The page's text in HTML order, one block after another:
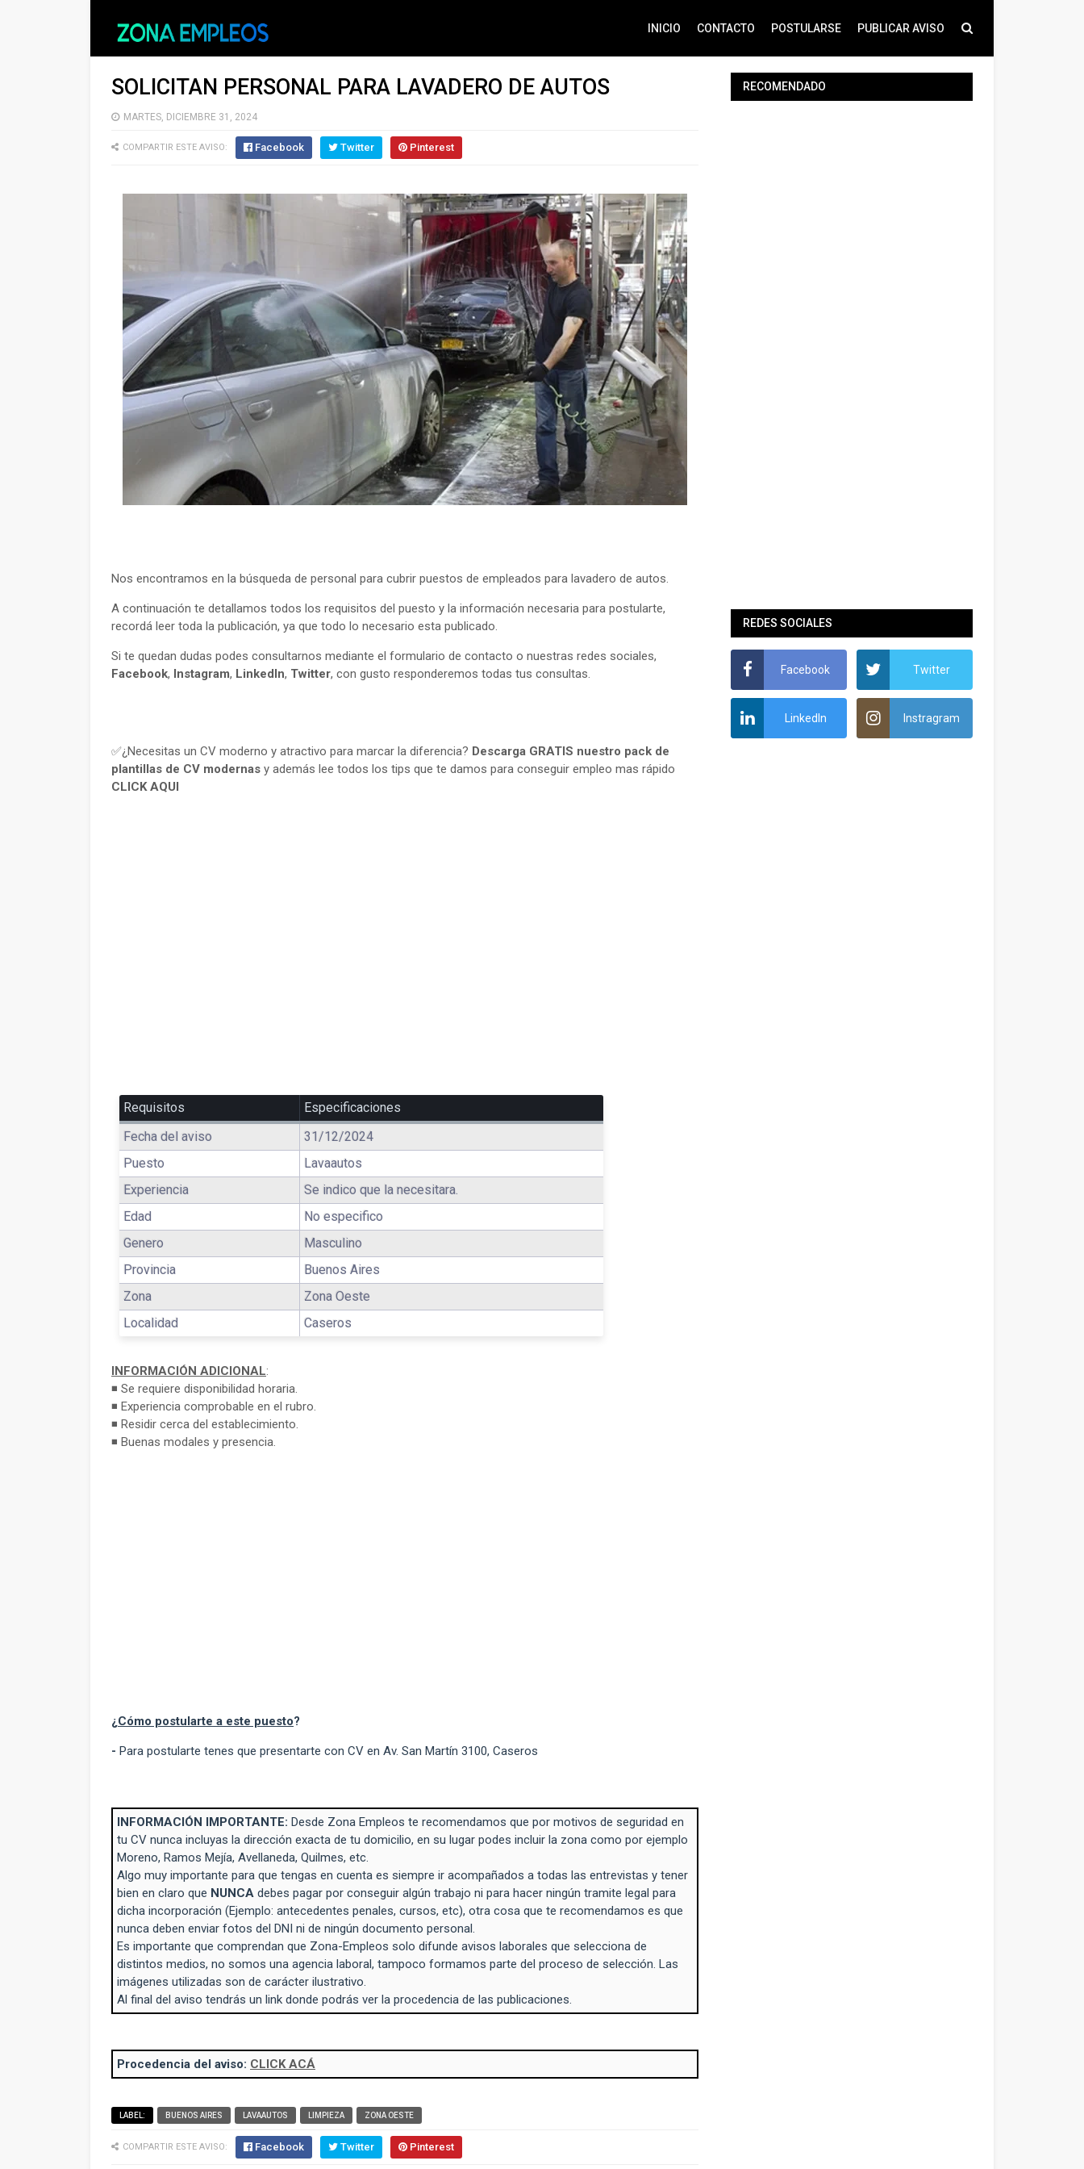
INICIO CONTACTO POSTULARSE PUBLICAR AVISO
SOLICITAN PERSONAL PARA LAVADERO DE AUTOS
MARTES, DICIEMBRE 31, 2024
COMPARTIR ESTE AVISO: Facebook Twitter Pinterest
Nos encontramos en la búsqueda de personal para cubrir puestos de empleados para lavadero de autos.
A continuación te detallamos todos los requisitos del puesto y la información necesaria para postularte,
recordá leer toda la publicación, ya que todo lo necesario esta publicado.
Si te quedan dudas podes consultarnos mediante el formulario de contacto o nuestras redes sociales,
Facebook, Instagram, LinkedIn, Twitter, con gusto responderemos todas tus consultas.
✅¿Necesitas un CV moderno y atractivo para marcar la diferencia? Descarga GRATIS nuestro pack de
plantillas de CV modernas y además lee todos los tips que te damos para conseguir empleo mas rápido
CLICK AQUI
Requisitos
Especificaciones
Fecha del aviso
31/12/2024
Puesto
Lavaautos
Experiencia
Se indico que la necesitara.
Edad
No especifico
Genero
Masculino
Provincia
Buenos Aires
Zona
Zona Oeste
Localidad
Caseros
INFORMACIÓN ADICIONAL:
◾ Se requiere disponibilidad horaria.
◾ Experiencia comprobable en el rubro.
◾ Residir cerca del establecimiento.
◾ Buenas modales y presencia.
¿ Cómo postularte a este puesto?
- Para postularte tenes que presentarte con CV en Av. San Martín 3100, Caseros
INFORMACIÓN IMPORTANTE: Desde Zona Empleos te recomendamos que por motivos de seguridad en
tu CV nunca incluyas la dirección exacta de tu domicilio, en su lugar podes incluir la zona como por ejemplo
Moreno, Ramos Mejía, Avellaneda, Quilmes, etc.
Algo muy importante para que tengas en cuenta es siempre ir acompañados a todas las entrevistas y tener
bien en claro que NUNCA debes pagar por conseguir algún trabajo ni para hacer ningún tramite legal para
dicha incorporación (Ejemplo: antecedentes penales, cursos, etc), otra cosa que te recomendamos es que
nunca deben enviar fotos del DNI ni de ningún documento personal.
Es importante que comprendan que Zona-Empleos solo difunde avisos laborales que selecciona de
distintos medios, no somos una agencia laboral, tampoco formamos parte del proceso de selección. Las
imágenes utilizadas son de carácter ilustrativo.
Al final del aviso tendrás un link donde podrás ver la procedencia de las publicaciones.
Procedencia del aviso: CLICK ACÁ
LABEL: BUENOS AIRES LAVAAUTOS LIMPIEZA ZONA OESTE
COMPARTIR ESTE AVISO: Facebook Twitter Pinterest
RECOMENDADO
REDES SOCIALES
Facebook Twitter
LinkedIn Instragram